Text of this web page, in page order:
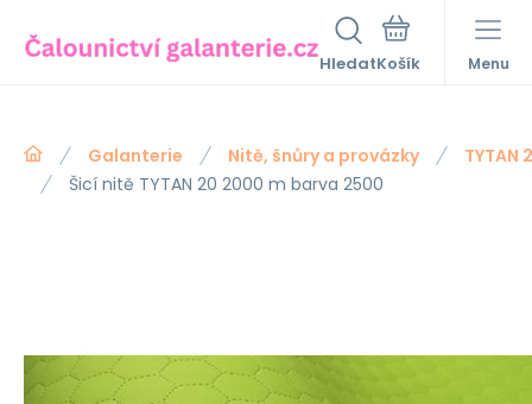
Hledat Menu
Galanterie Nitě, šnůry a provázky
TYTAN
Šicí nitě TYTAN 20 2000 m barva 2500